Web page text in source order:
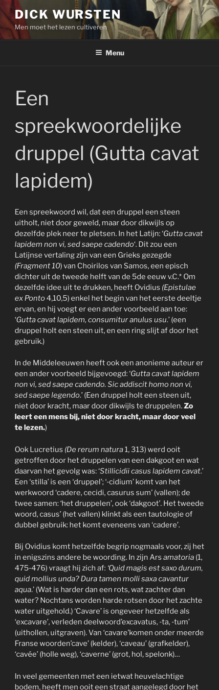
Skip
to
content
DICK WURSTEN
Men moet het lezen cultiveren
Menu
Een
spreekwoordelijke
druppel (Gutta cavat
lapidem)
Een spreekwoord wil, dat een druppel een steen
uitholt, niet door geweld, maar door dikwijls op
dezelfde plek neer te pletsen. In het Latijn: ‘Gutta cavat
lapidem non vi, sed saepe cadendo‘. Dit zou een
Latijnse vertaling zijn van een Grieks gezegde
(Fragment 10) van Choirilos van Samos, een episch
dichter uit de tweede helft van de 5de eeuw v.C.* Om
dezelfde idee uit te drukken, heeft Ovidius (Epistulae
ex Ponto4,10,5) enkel het begin van het eerste deeltje
ervan, en hij voegt er een ander voorbeeld aan toe:
‘Gutta cavat lapidem, consumitur anulus usu.’ (een
druppel holt een steen uit, en een ring slijt af door het
gebruik.)
In de Middeleeuwen heeft ook een anonieme auteur er
een ander voorbeeld bijgevoegd: ‘Gutta cavat lapidem
non vi, sed saepe cadendo. Sic addiscit homo non vi,
sed saepe legendo.’ (Een druppel holt een steen uit,
niet door kracht, maar door dikwijls te druppelen.Zo
leert een mens bij, niet door kracht, maar door veel
te lezen.)
Ook Lucretius (De rerum natura1, 313) werd ooit
getroffen door het druppelen van een dakgoot en wat
daarvan het gevolg was: ‘Stillicidii casus lapidem cavat.’
Een ‘stilla’ is een ‘druppel’; ‘‑cidium’ komt van het
werkwoord ‘cadere, cecidi, casurus sum’ (vallen); de
twee samen: ‘het druppelen’, ook ‘dakgoot’. Het tweede
woord, casus’ (het vallen) klinkt als een tautologie of
dubbel gebruik: het komt eveneens van ‘cadere’.
Bij Ovidius komt hetzelfde begrip nogmaals voor, zij het
in enigszins andere be woording. In zijn Ars amatoria (1,
475‑476) vraagt hij zich af: ‘Quid magis est saxo durum,
quid mollius unda? Dura tamen molli saxa cavantur
aqua.’ (Wat is harder dan een rots, wat zachter dan
water? Nochtans worden harde rotsen door het zachte
water uitgehold.) ‘Cavare’ is ongeveer hetzelfde als
‘excavare’, verleden deelwoord’excavatus, ‑ta, ‑tum’
(uithollen, uitgraven). Van ‘cavare’komen onder meerde
Franse woorden’cave’ (kelder), ‘caveau’ (grafkelder),
‘cavée’ (holle weg), ‘caverne’ (grot, hol, spelonk)…
In veel gemeenten met een ietwat heuvelachtige
bodem, heeft men ooit een straat aangelegd door het